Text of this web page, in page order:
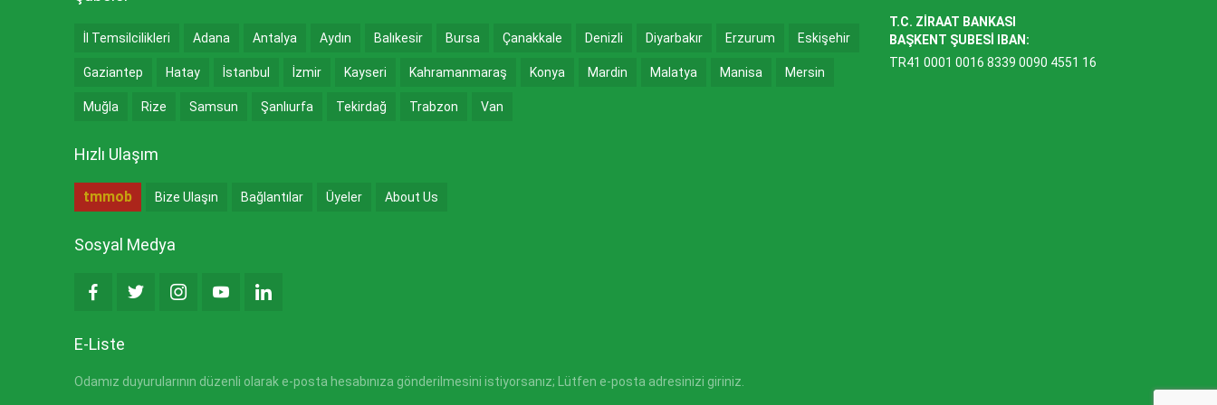
İl Temsilcilikleri Adana Antalya Aydın Balıkesir Bursa Çanakkale Denizli Diyarbakır Erzurum Eskişehir
Gaziantep Hatay İstanbul İzmir Kayseri Kahramanmaraş Konya Mardin Malatya Manisa Mersin
Muğla Rize Samsun Şanlıurfa Tekirdağ Trabzon Van
Hızlı Ulaşım
tmmob Bize Ulaşın Bağlantılar Üyeler About Us
Sosyal Medya
E-Liste
Odamız duyurularının düzenli olarak e-posta hesabınıza gönderilmesini istiyorsanız; Lütfen e-posta adresinizi giriniz.
T.C. ZİRAAT BANKASI
BAŞKENT ŞUBESİ IBAN:
TR41 0001 0016 8339 0090 4551 16